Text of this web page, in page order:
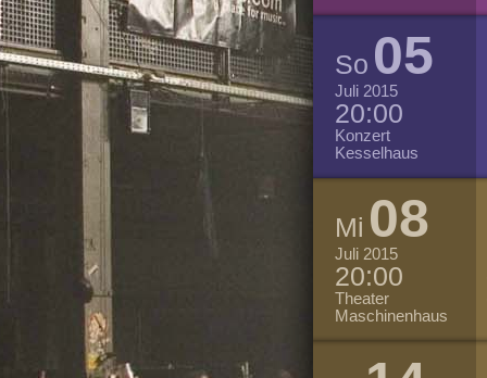
So 05
Juli 2015
20:00
Konzert
Kesselhaus
Mi 08
Juli 2015
20:00
Theater
Maschinenhaus